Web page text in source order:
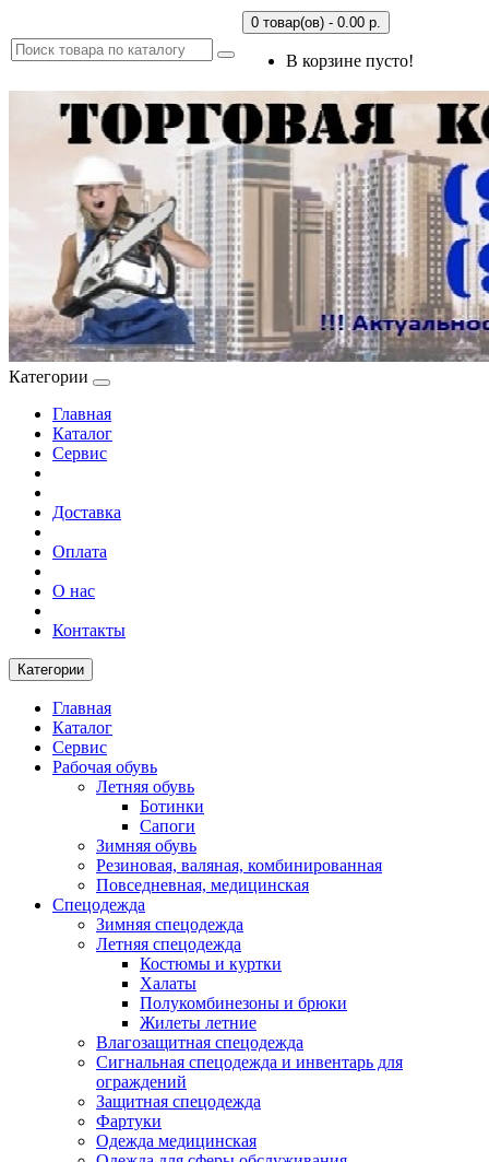
0 товар(ов) - 0.00 р.
В корзине пусто!
Категории
Главная
Каталог
Сервис
Доставка
Оплата
О нас
Контакты
Категории
Главная
Каталог
Сервис
Рабочая обувь
Летняя обувь
Ботинки
Сапоги
Зимняя обувь
Резиновая, валяная, комбинированная
Повседневная, медицинская
Спецодежда
Зимняя спецодежда
Летняя спецодежда
Костюмы и куртки
Халаты
Полукомбинезоны и брюки
Жилеты летние
Влагозащитная спецодежда
Сигнальная спецодежда и инвентарь для
ограждений
Защитная спецодежда
Фартуки
Одежда медицинская